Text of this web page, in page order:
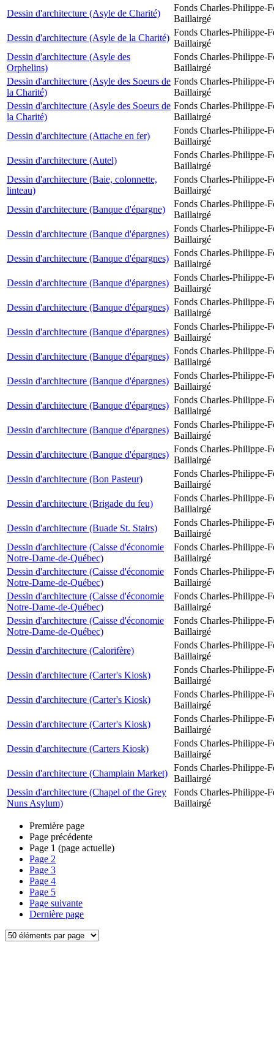
Dessin d'architecture (Asyle de Charité)
Fonds Charles-Philippe-
Baillairgé
Dessin d'architecture (Asyle de la Charité)
Fonds Charles-Philippe-
Baillairgé
Dessin d'architecture (Asyle des
Orphelins)
Fonds Charles-Philippe-
Baillairgé
Dessin d'architecture (Asyle des Soeurs de
la Charité)
Fonds Charles-Philippe-
Baillairgé
Dessin d'architecture (Asyle des Soeurs de
la Charité)
Fonds Charles-Philippe-
Baillairgé
Dessin d'architecture (Attache en fer)
Fonds Charles-Philippe-
Baillairgé
Dessin d'architecture (Autel)
Fonds Charles-Philippe-
Baillairgé
Dessin d'architecture (Baie, colonnette,
linteau)
Fonds Charles-Philippe-
Baillairgé
Dessin d'architecture (Banque d'épargne)
Fonds Charles-Philippe-
Baillairgé
Dessin d'architecture (Banque d'épargnes)
Fonds Charles-Philippe-
Baillairgé
Dessin d'architecture (Banque d'épargnes)
Fonds Charles-Philippe-
Baillairgé
Dessin d'architecture (Banque d'épargnes)
Fonds Charles-Philippe-
Baillairgé
Dessin d'architecture (Banque d'épargnes)
Fonds Charles-Philippe-
Baillairgé
Dessin d'architecture (Banque d'épargnes)
Fonds Charles-Philippe-
Baillairgé
Dessin d'architecture (Banque d'épargnes)
Fonds Charles-Philippe-
Baillairgé
Dessin d'architecture (Banque d'épargnes)
Fonds Charles-Philippe-
Baillairgé
Dessin d'architecture (Banque d'épargnes)
Fonds Charles-Philippe-
Baillairgé
Dessin d'architecture (Banque d'épargnes)
Fonds Charles-Philippe-
Baillairgé
Dessin d'architecture (Banque d'épargnes)
Fonds Charles-Philippe-
Baillairgé
Dessin d'architecture (Bon Pasteur)
Fonds Charles-Philippe-
Baillairgé
Dessin d'architecture (Brigade du feu)
Fonds Charles-Philippe-
Baillairgé
Dessin d'architecture (Buade St. Stairs)
Fonds Charles-Philippe-
Baillairgé
Dessin d'architecture (Caisse d'économie
Notre-Dame-de-Québec)
Fonds Charles-Philippe-
Baillairgé
Dessin d'architecture (Caisse d'économie
Notre-Dame-de-Québec)
Fonds Charles-Philippe-
Baillairgé
Dessin d'architecture (Caisse d'économie
Notre-Dame-de-Québec)
Fonds Charles-Philippe-
Baillairgé
Dessin d'architecture (Caisse d'économie
Notre-Dame-de-Québec)
Fonds Charles-Philippe-
Baillairgé
Dessin d'architecture (Calorifère)
Fonds Charles-Philippe-
Baillairgé
Dessin d'architecture (Carter's Kiosk)
Fonds Charles-Philippe-
Baillairgé
Dessin d'architecture (Carter's Kiosk)
Fonds Charles-Philippe-
Baillairgé
Dessin d'architecture (Carter's Kiosk)
Fonds Charles-Philippe-
Baillairgé
Dessin d'architecture (Carters Kiosk)
Fonds Charles-Philippe-
Baillairgé
Dessin d'architecture (Champlain Market)
Fonds Charles-Philippe-
Baillairgé
Dessin d'architecture (Chapel of the Grey
Nuns Asylum)
Fonds Charles-Philippe-
Baillairgé
Première page
Page précédente
Page 1 (page actuelle)
Page 2
Page 3
Page 4
Page 5
Page suivante
Dernière page